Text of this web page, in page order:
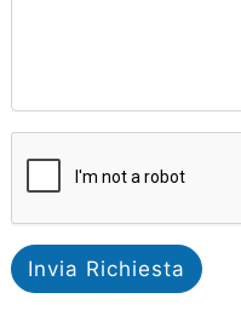
Invia Richiesta